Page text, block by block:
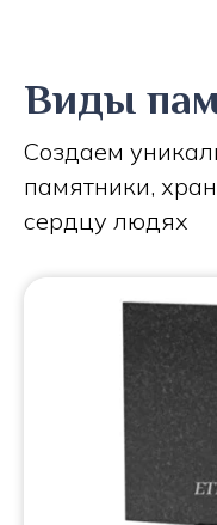
Виды
Создаем
памятники,
сердцу людях